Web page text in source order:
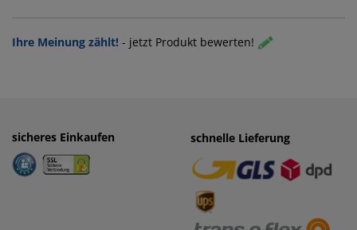
Ihre Meinung zählt! - jetzt Produkt bewerten!
sicheres Einkaufen einfaches Zahlen
· Rechnung
· Vorkasse
schnelle Lieferung